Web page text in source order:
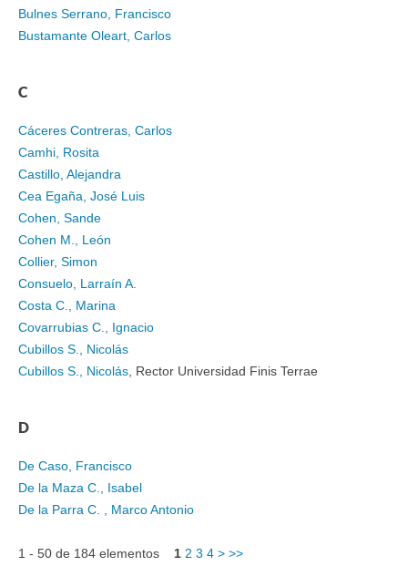
Bulnes Serrano, Francisco
Bustamante Oleart, Carlos
C
Cáceres Contreras, Carlos
Camhi, Rosita
Castillo, Alejandra
Cea Egaña, José Luis
Cohen, Sande
Cohen M., León
Collier, Simon
Consuelo, Larraín A.
Costa C., Marina
Covarrubias C., Ignacio
Cubillos S., Nicolás
Cubillos S., Nicolás, Rector Universidad Finis Terrae
D
De Caso, Francisco
De la Maza C., Isabel
De la Parra C. , Marco Antonio
1 - 50 de 184 elementos 1 2 3 4 > >>